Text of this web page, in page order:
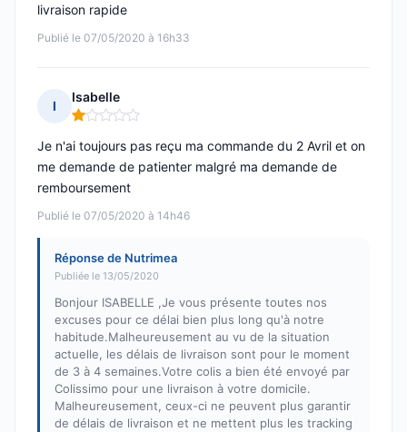
Publié le 07/05/2020 à 16h33
livraison rapide
I
Isabelle
Note : 1 sur 5
Publié le 07/05/2020 à 14h46
Je n'ai toujours pas reçu ma commande du 2 Avril et on
me demande de patienter malgré ma demande de
remboursement
Réponse de Nutrimea
Publiée le 13/05/2020
Bonjour ISABELLE ,Je vous présente toutes nos
excuses pour ce délai bien plus long qu'à notre
habitude.Malheureusement au vu de la situation
actuelle, les délais de livraison sont pour le moment
de 3 à 4 semaines.Votre colis a bien été envoyé par
Colissimo pour une livraison à votre domicile.
Malheureusement, ceux-ci ne peuvent plus garantir
de délais de livraison et ne mettent plus les tracking